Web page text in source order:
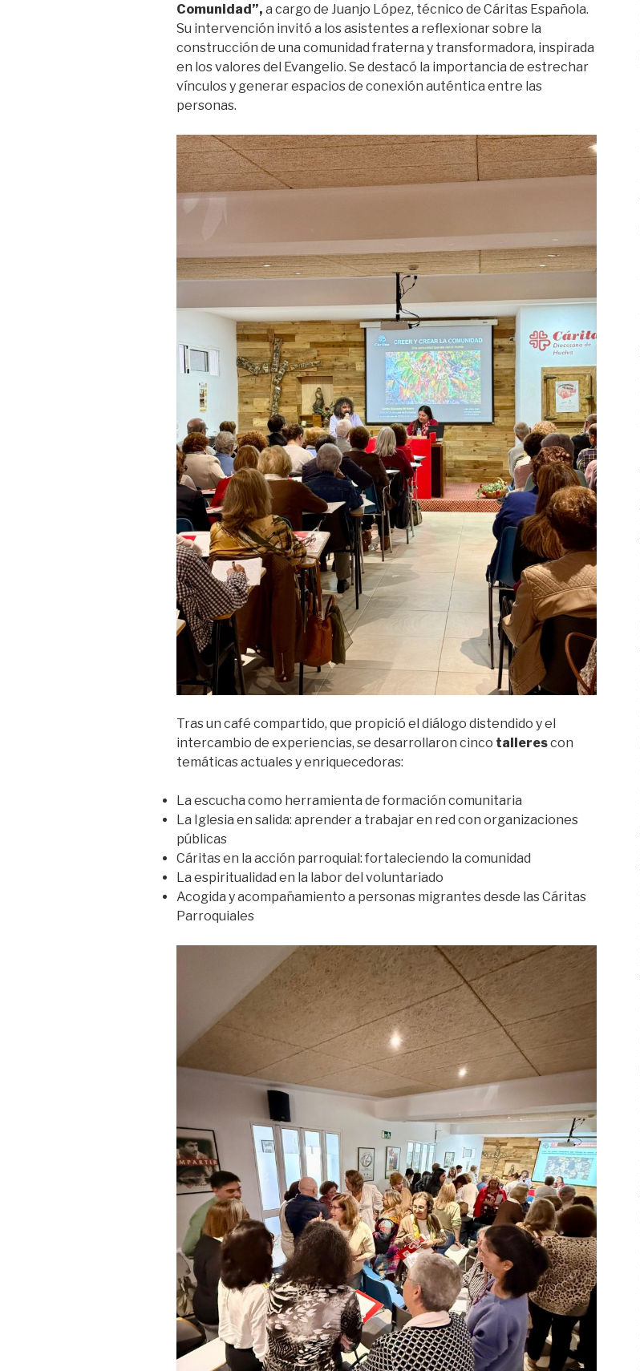
Comunidad”, a cargo de Juanjo López, técnico de Cáritas Española.
Su intervención invitó a los asistentes a reflexionar sobre la
construcción de una comunidad fraterna y transformadora, inspirada
en los valores del Evangelio. Se destacó la importancia de estrechar
vínculos y generar espacios de conexión auténtica entre las
personas.
Tras un café compartido, que propició el diálogo distendido y el
intercambio de experiencias, se desarrollaron cinco tallerescon
temáticas actuales y enriquecedoras:
La escucha como herramienta de formación comunitaria
La Iglesia en salida: aprender a trabajar en red con organizaciones
públicas
Cáritas en la acción parroquial: fortaleciendo la comunidad
La espiritualidad en la labor del voluntariado
Acogida y acompañamiento a personas migrantes desde las Cáritas
Parroquiales